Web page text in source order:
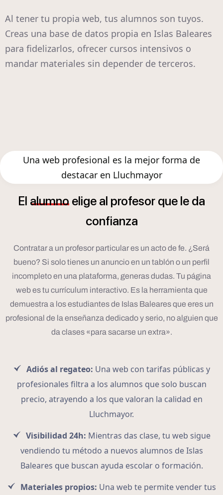
Al tener tu propia web, tus alumnos son tuyos.
Creas una base de datos propia en Islas Baleares
para fidelizarlos, ofrecer cursos intensivos o
mandar materiales sin depender de terceros.
Una web profesional es la mejor forma de
destacar en Lluchmayor
El alumno elige al profesor que le da
confianza
Contratar a un profesor particular es un acto de fe. ¿Será
bueno? Si solo tienes un anuncio en un tablón o un perfil
incompleto en una plataforma, generas dudas. Tu página
web es tu currículum interactivo. Es la herramienta que
demuestra a los estudiantes de Islas Baleares que eres un
profesional de la enseñanza dedicado y serio, no alguien que
da clases «para sacarse un extra».
Adiós al regateo: Una web con tarifas públicas y
profesionales filtra a los alumnos que solo buscan
precio, atrayendo a los que valoran la calidad en
Lluchmayor.
Visibilidad 24h: Mientras das clase, tu web sigue
vendiendo tu método a nuevos alumnos de Islas
Baleares que buscan ayuda escolar o formación.
Materiales propios: Una web te permite vender tus